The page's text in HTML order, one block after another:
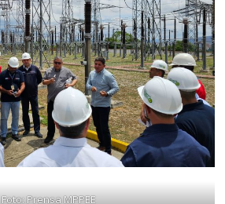
Foto: Prensa MPPEE